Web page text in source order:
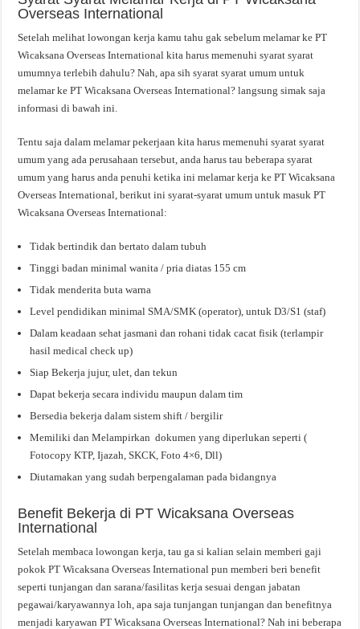
Overseas International
Setelah melihat lowongan kerja kamu tahu gak sebelum melamar ke PT
Wicaksana Overseas International kita harus memenuhi syarat syarat
umumnya terlebih dahulu? Nah, apa sih syarat syarat umum untuk
melamar ke PT Wicaksana Overseas International? langsung simak saja
informasi di bawah ini.
Tentu saja dalam melamar pekerjaan kita harus memenuhi syarat syarat
umum yang ada perusahaan tersebut, anda harus tau beberapa syarat
umum yang harus anda penuhi ketika ini melamar kerja ke PT Wicaksana
Overseas International, berikut ini syarat-syarat umum untuk masuk PT
Wicaksana Overseas International:
Tidak bertindik dan bertato dalam tubuh
Tinggi badan minimal wanita / pria diatas 155 cm
Tidak menderita buta warna
Level pendidikan minimal SMA/SMK (operator), untuk D3/S1 (staf)
Dalam keadaan sehat jasmani dan rohani tidak cacat fisik (terlampir
hasil medical check up)
Siap Bekerja jujur, ulet, dan tekun
Dapat bekerja secara individu maupun dalam tim
Bersedia bekerja dalam sistem shift / bergilir
Memiliki dan Melampirkan dokumen yang diperlukan seperti (
Fotocopy KTP, Ijazah, SKCK, Foto 4×6, Dll)
Diutamakan yang sudah berpengalaman pada bidangnya
Benefit Bekerja di PT Wicaksana Overseas
International
Setelah membaca lowongan kerja, tau ga si kalian selain memberi gaji
pokok PT Wicaksana Overseas International pun memberi beri benefit
seperti tunjangan dan sarana/fasilitas kerja sesuai dengan jabatan
pegawai/karyawannya loh, apa saja tunjangan tunjangan dan benefitnya
menjadi karyawan PT Wicaksana Overseas International? Nah ini beberapa